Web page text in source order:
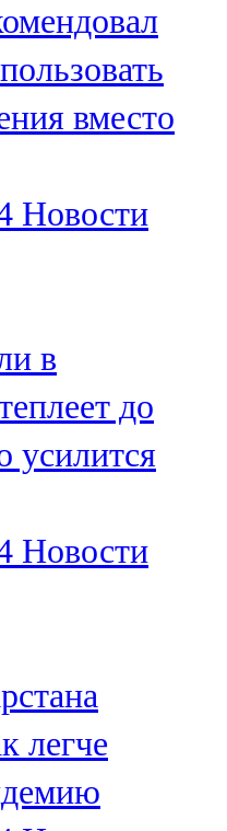
вместо
Новости
в
до
усилится
Новости
легче